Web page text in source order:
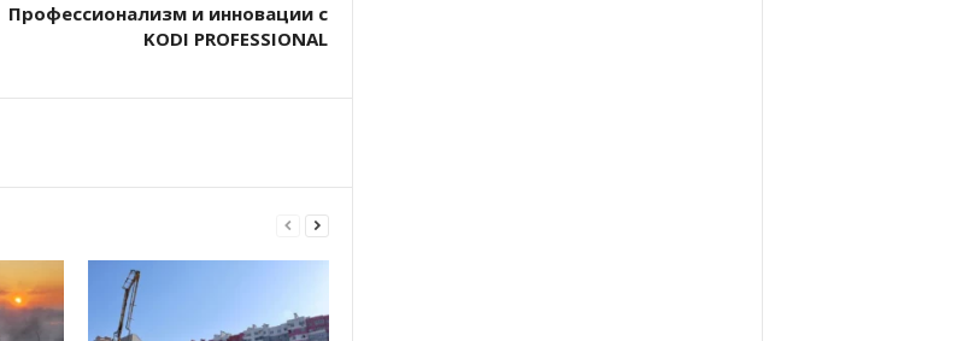
Профессионализм и инновации с
KODI PROFESSIONAL